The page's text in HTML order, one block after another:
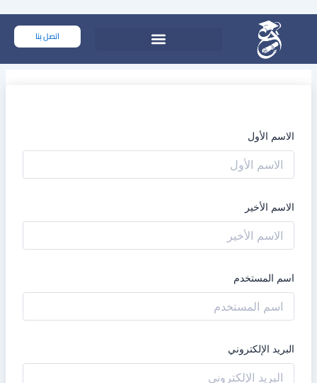
المحتوى
اتصل بنا
الاسم الأول
الاسم الأخير
اسم المستخدم
البريد الإلكتروني